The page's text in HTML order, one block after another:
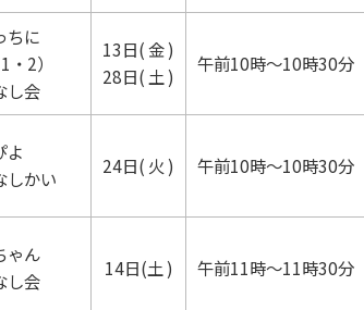
ちに
・2）
し会
13日( 金 )
28日( 土 )
午前10時～10時30分
よ
しかい
24日( 火 ) 午前10時～10時30分
ゃん
し会
14日(土 ) 午前11時～11時30分